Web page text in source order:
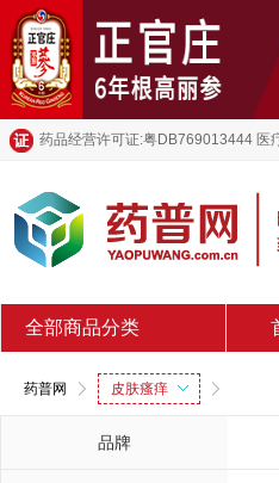
药品经营许可证:粤DB769013444 医
全部商品分类
药普网 皮肤瘙痒
品牌